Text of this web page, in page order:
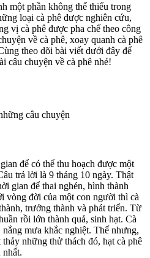
một phần không thể thiếu trong
loại cà phê được nghiên cứu,
vị cà phê được pha chế theo công
về cà phê, xoay quanh cà phê
theo dõi bài viết dưới đây để
câu chuyện về cà phê nhé!
câu chuyện
để có thể thu hoạch được một
trả lời là 9 tháng 10 ngày. Thật
gian để thai nghén, hình thành
vòng đời của một con người thì cà
trưởng thành và phát triển. Từ
rồi lớn thành quả, sinh hạt. Cà
mưa khắc nghiệt. Thế nhưng,
những thử thách đó, hạt cà phê
nhất.